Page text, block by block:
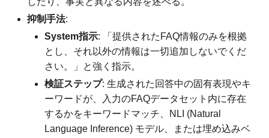
抑制手法:
System指示: 「提供されたFAQ情報のみを根拠
とし、それ以外の情報は一切追加しないでくだ
さい。」と強く指示。
検証ステップ: 生成された回答中の固有表現やキ
ーワードが、入力のFAQデータセット内に存在
するかをキーワードマッチ、NLI (Natural
Language Inference) モデル、または埋め込みベ